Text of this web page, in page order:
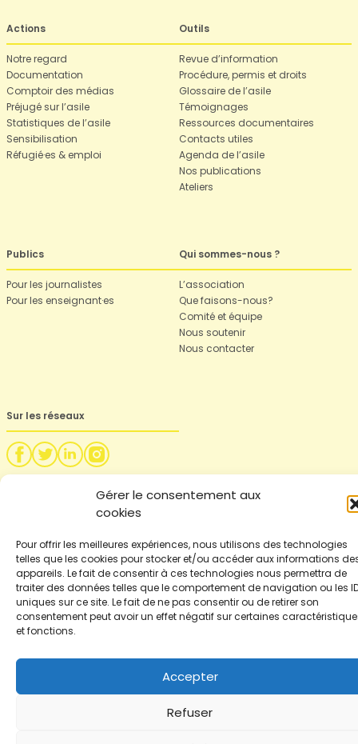
Gérer le consentement aux
cookies
Pour offrir les meilleures expériences, nous utilisons des technologies
telles que les cookies pour stocker et/ou accéder aux informations
appareils. Le fait de consentir à ces technologies nous permettra de
traiter des données telles que le comportement de navigation ou les
uniques sur ce site. Le fait de ne pas consentir ou de retirer son
consentement peut avoir un effet négatif sur certaines
et fonctions.
Accepter
Refuser
Actions
Notre regard
Documentation
Comptoir des médias
Préjugé sur l’asile
Statistiques de l’asile
Sensibilisation
Réfugié·es & emploi
Outils
Revue d’information
Procédure, permis et droits
Glossaire de l’asile
Témoignages
Ressources documentaires
Contacts utiles
Agenda de l’asile
Nos publications
Ateliers
Publics
Pour les journalistes
Pour les enseignant·es
Qui sommes-nous ?
L’association
Que faisons-nous?
Comité et équipe
Nous soutenir
Nous contacter
Sur les réseaux